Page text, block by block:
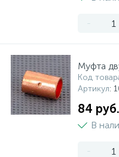
-
Муфта
Код
Артикул:
84 руб.
В
-